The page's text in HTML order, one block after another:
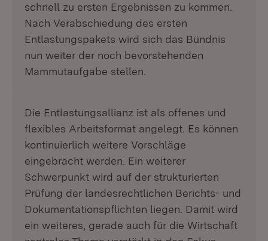
schnell zu ersten Ergebnissen zu kommen.
Nach Verabschiedung des ersten
Entlastungspakets wird sich das Bündnis
nun weiter der noch bevorstehenden
Mammutaufgabe stellen.
Die Entlastungsallianz ist als offenes und
flexibles Arbeitsformat angelegt. Es können
kontinuierlich weitere Vorschläge
eingebracht werden. Ein weiterer
Schwerpunkt wird auf der strukturierten
Prüfung der landesrechtlichen Berichts- und
Dokumentationspflichten liegen. Damit wird
ein weiteres, gerade auch für die Wirtschaft